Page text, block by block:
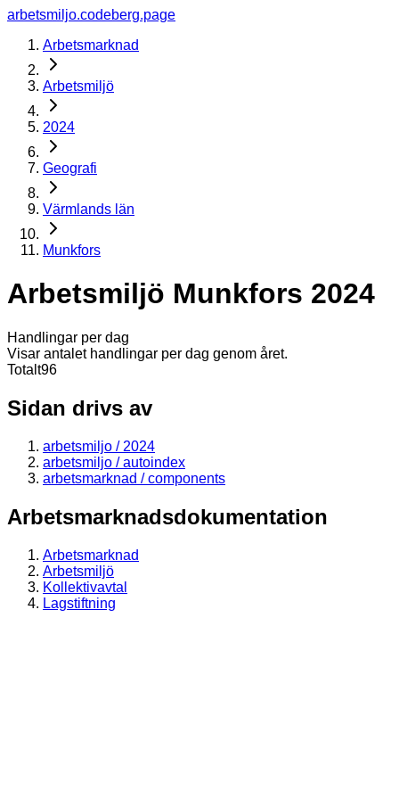
arbetsmiljo.codeberg.page
Arbetsmarknad
Arbetsmiljö
2024
Geografi
Värmlands län
Munkfors
Arbetsmiljö Munkfors 2024
Handlingar per dag
Visar antalet handlingar per dag genom året.
Totalt96
Sidan drivs av
arbetsmiljo / 2024
arbetsmiljo / autoindex
arbetsmarknad / components
Arbetsmarknadsdokumentation
Arbetsmarknad
Arbetsmiljö
Kollektivavtal
Lagstiftning